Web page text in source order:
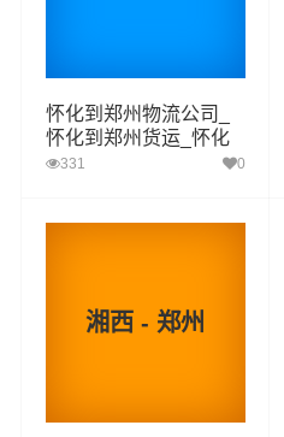
益阳-郑州 起步价格
资阳区,赫山区,南县
怀化到郑州物流公司_
怀化到郑州货运_怀化
至郑州物流专线
331 0
湘西 - 郑州